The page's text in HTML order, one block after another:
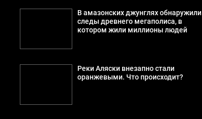
В амазонских джунглях обнаружили
следы древнего мегаполиса, в
котором жили миллионы людей
Реки Аляски внезапно стали
оранжевыми. Что происходит?